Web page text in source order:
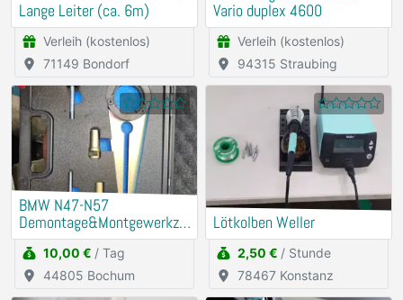
Lange Leiter (ca. 6m)
Verleih (kostenlos)
71149 Bondorf
Vario duplex 4600
Verleih (kostenlos)
94315 Straubing
BMW N47-N57
Demontage&Montgewerkze
ug Riemenscheibe
Schwigungsdämfper
10,00 € / Tag
44805 Bochum
Lötkolben Weller
2,50 € / Stunde
78467 Konstanz